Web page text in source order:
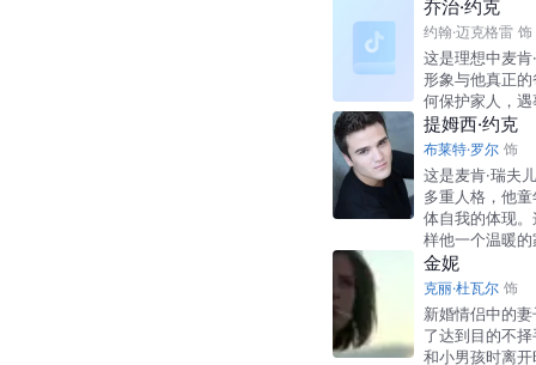
乔治·约克
约翰·迈克格雷 饰
这是理想中麦
形象与他真正
何保护家人，
提姆西·约克
布莱特·罗尔 饰
这是麦肯·瑞夫
多重人格，他
体自我的体现
样他一个温暖的
金妮
克丽·杜瓦尔 饰
新婚情侣中的
了达到目的不
和小男孩时离